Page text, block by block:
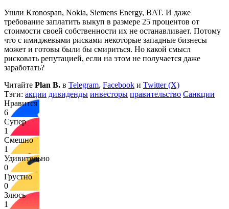
Ушли Kronospan, Nokia, Siemens Energy, BAT. И даже
требование заплатить выкуп в размере 25 процентов от
стоимости своей собственности их не останавливает. Потому
что с имиджевыми рисками некоторые западные бизнесы
может и готовы были бы смириться. Но какой смысл
рисковать репутацией, если на этом не получается даже
заработать?
Читайте Plan B. в Telegram, Facebook и Twitter (X)
Тэги: акции дивиденды инвесторы правительство Санкции
Нравится
6
Супер
1
Смешно
1
Удивительно
0
Грустно
0
Злюсь
1